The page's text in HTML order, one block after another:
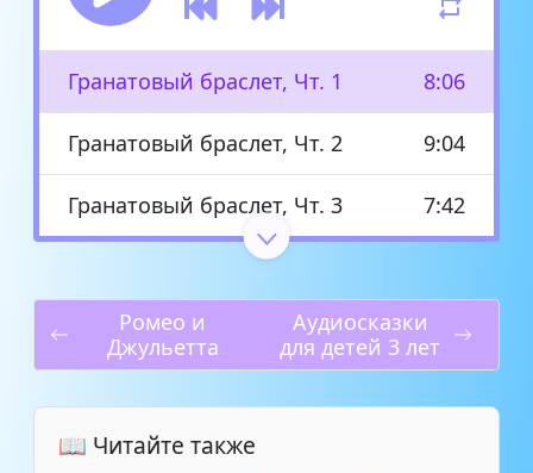
Гранатовый браслет, Чт. 1 8:06
Гранатовый браслет, Чт. 2 9:04
Гранатовый браслет, Чт. 3 7:42
Гранатовый браслет, Чт. 4
Гранатовый браслет, Чт. 5 11:49
Гранатовый браслет, Чт. 7
Ромео и
Джульетта
Аудиосказки
для детей 3 лет
📖 Читайте также